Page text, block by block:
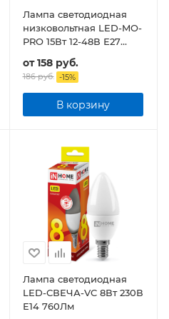
Лампа светодиодная
низковольтная LED-MO-
PRO 15Вт 12-48В Е27
от158 руб.
186 руб. -15%
В корзину
Лампа светодиодная
LED-СВЕЧА-VC 8Вт 230В
Е14 760Лм